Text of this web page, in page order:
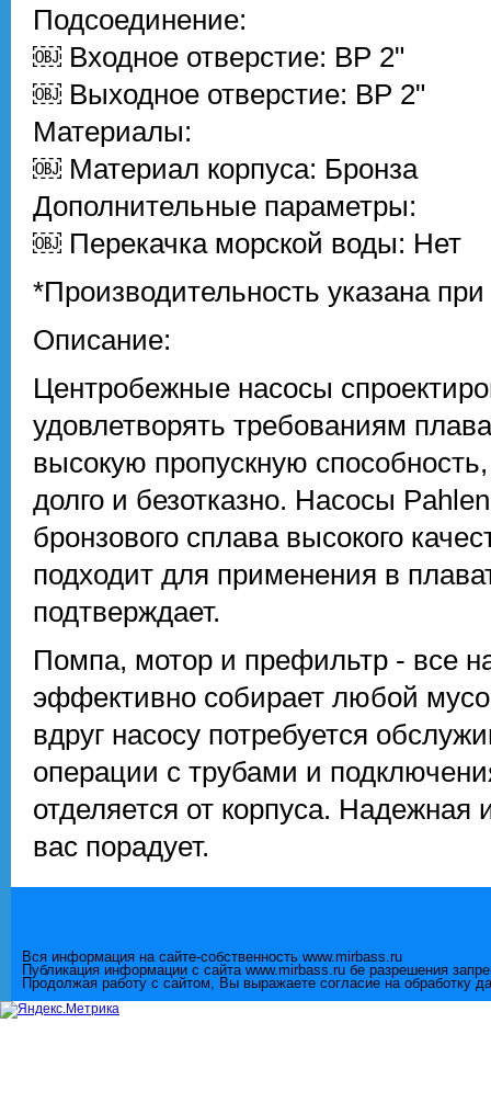
Подсоединение:
￼ Входное отверстие: ВР 2"
￼ Выходное отверстие: ВР 2"
Материалы:
￼ Материал корпуса: Бронза
Дополнительные параметры:
￼ Перекачка морской воды: Нет
*Производительность указана
Описание:
Центробежные насосы
удовлетворять требованиям
высокую пропускную
долго и безотказно. Насосы
бронзового сплава высокого
подходит для применения в
подтверждает.
Помпа, мотор и префильтр - все
эффективно собирает любой
вдруг насосу потребуется
операции с трубами и
отделяется от корпуса. Надежная
вас порадует.
Вся информация на сайте-собственность www.mirbass.ru
Публикация информации с сайта www.mirbass.ru бе разрешения
Продолжая работу с сайтом, Вы выражаете согласие на обработку